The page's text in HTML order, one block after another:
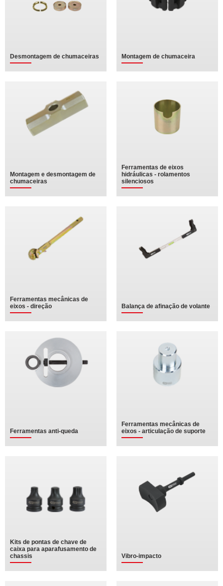
Desmontagem de chumaceiras Montagem de chumaceira
Montagem e desmontagem de
chumaceiras
Ferramentas de eixos
hidráulicas - rolamentos
silenciosos
Ferramentas mecânicas de
eixos - direção
Balança de afinação de volante
Ferramentas anti-queda
Ferramentas mecânicas de
eixos - articulação de suporte
Kits de pontas de chave de
caixa para aparafusamento de
chassis
Vibro-impacto